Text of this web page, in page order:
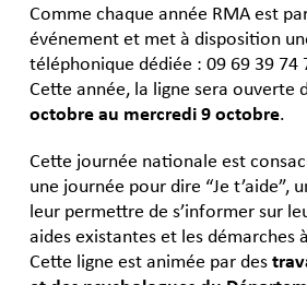
Comme chaque année RMA est
événement et met à disposition
téléphonique dédiée : 09 69 39 74
Cette année, la ligne sera ouverte
octobre au mercredi 9 octobre.
Cette journée nationale est
une journée pour dire “Je t’aide”,
leur permettre de s’informer sur
aides existantes et les démarches
Cette ligne est animée par des